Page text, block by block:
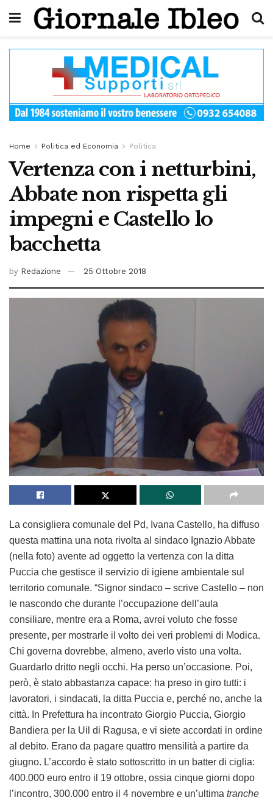
Home Politica ed Economia Politica
Vertenza con i netturbini,
Abbate non rispetta gli
impegni e Castello lo
bacchetta
by Redazione 25 Ottobre 2018
La consigliera comunale del Pd, Ivana Castello, ha diffuso
questa mattina una nota rivolta al sindaco Ignazio Abbate
(nella foto) avente ad oggetto la vertenza con la ditta
Puccia che gestisce il servizio di igiene ambientale sul
territorio comunale. “Signor sindaco – scrive Castello – non
le nascondo che durante l’occupazione dell’aula
consiliare, mentre era a Roma, avrei voluto che fosse
presente, per mostrarle il volto dei veri problemi di Modica.
Chi governa dovrebbe, almeno, averlo visto una volta.
Guardarlo dritto negli occhi. Ha perso un’occasione. Poi,
però, è stato abbastanza capace: ha preso in giro tutti: i
lavoratori, i sindacati, la ditta Puccia e, perché no, anche la
città. In Prefettura ha incontrato Giorgio Puccia, Giorgio
Bandiera per la Uil di Ragusa, e vi siete accordati in ordine
al debito. Erano da pagare quattro mensilità a partire da
giugno. L’accordo è stato sottoscritto in un batter di ciglia:
400.000 euro entro il 19 ottobre, ossia cinque giorni dopo
l’incontro, 300.000 entro il 4 novembre e un’ultima tranche